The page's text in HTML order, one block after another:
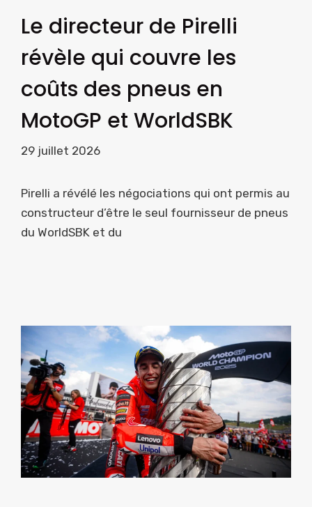
Le directeur de Pirelli
révèle qui couvre les
coûts des pneus en
MotoGP et WorldSBK
29 juillet 2026
Pirelli a révélé les négociations qui ont permis au
constructeur d’être le seul fournisseur de pneus
du WorldSBK et du